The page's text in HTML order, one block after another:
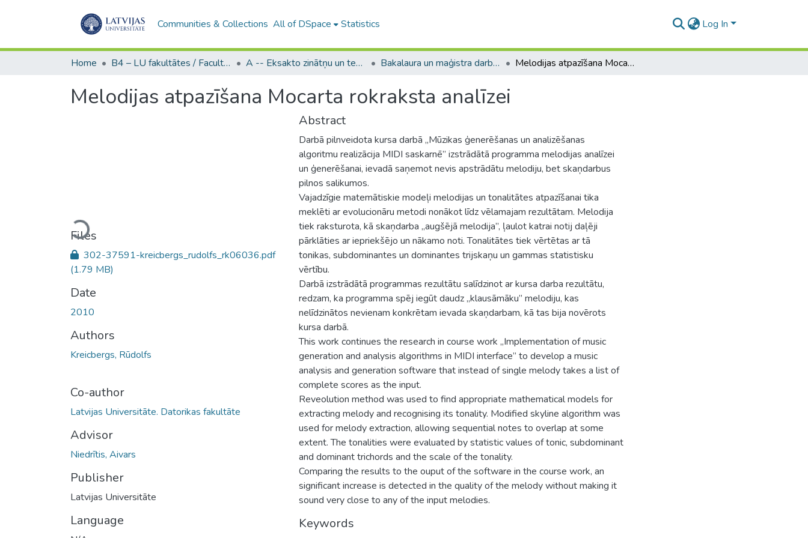
Communities & Collections All of DSpace Statistics Log In
Home B4 – LU fakultātes / Faculties of the UL A -- Eksakto zinātņu un tehnoloģiju fakultāte / Faculty of Science and Technology Bakalaura un maģistra darbi (EZTF) / Bachelor's and Master's theses Melodijas atpazīšana Mocarta rokraksta analīzei
Melodijas atpazīšana Mocarta rokraksta analīzei
Loading...
Files
302-37591-kreicbergs_rudolfs_rk06036.pdf
(1.79 MB)
Date
2010
Authors
Kreicbergs, Rūdolfs
Co-author
Latvijas Universitāte. Datorikas fakultāte
Advisor
Niedrītis, Aivars
Publisher
Latvijas Universitāte
Language
Abstract
Darbā pilnveidota kursa darbā „Mūzikas ģenerēšanas un analizēšanas
algoritmu realizācija MIDI saskarnē” izstrādātā programma melodijas analīzei
un ģenerēšanai, ievadā saņemot nevis apstrādātu melodiju, bet skaņdarbus
pilnos salikumos.
Vajadzīgie matemātiskie modeļi melodijas un tonalitātes atpazīšanai tika
meklēti ar evolucionāru metodi nonākot līdz vēlamajam rezultātam. Melodija
tiek raksturota, kā skaņdarba „augšējā melodija”, ļaulot katrai notij daļēji
pārklāties ar iepriekšējo un nākamo noti. Tonalitātes tiek vērtētas ar tā
tonikas, subdominantes un dominantes trijskaņu un gammas statistisku
vērtību.
Darbā izstrādātā programmas rezultātu salīdzinot ar kursa darba rezultātu,
redzam, ka programma spēj iegūt daudz „klausāmāku” melodiju, kas
nelīdzinātos nevienam konkrētam ievada skaņdarbam, kā tas bija novērots
kursa darbā.
This work continues the research in course work „Implementation of music
generation and analysis algorithms in MIDI interface” to develop a music
analysis and generation software that instead of single melody takes a list of
complete scores as the input.
Reveolution method was used to find appropriate mathematical models for
extracting melody and recognising its tonality. Modified skyline algorithm was
used for melody extraction, allowing sequential notes to overlap at some
extent. The tonalities were evaluated by statistic values of tonic, subdominant
and dominant trichords and the scale of the tonality.
Comparing the results to the ouput of the software in the course work, an
significant increase is detected in the quality of the melody without making it
sound very close to any of the input melodies.
Keywords